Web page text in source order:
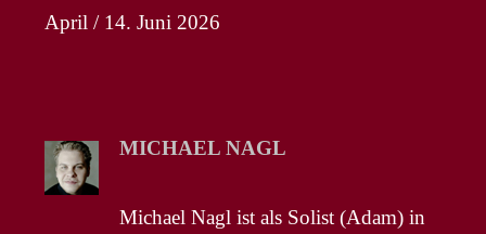
April / 14. Juni 2026
MICHAEL NAGL
Michael Nagl ist als Solist (Adam) in